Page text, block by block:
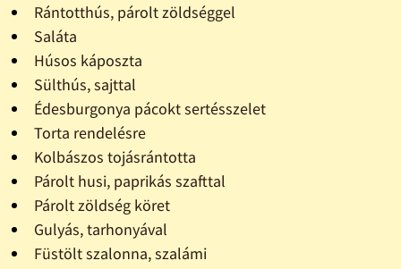
Rántotthús, párolt zöldséggel
Saláta
Húsos káposzta
Sülthús, sajttal
Édesburgonya pácokt sertésszelet
Torta rendelésre
Kolbászos tojásrántotta
Párolt husi, paprikás szafttal
Párolt zöldség köret
Gulyás, tarhonyával
Füstölt szalonna, szalámi